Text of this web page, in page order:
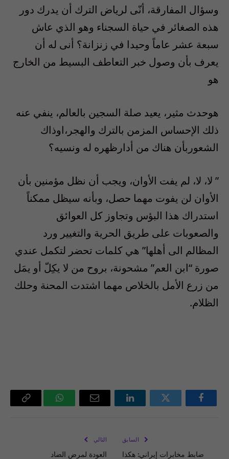
وسؤال المفارقة، أنّى لرياض الترك أن يدرك دور
هذه الصغائر في حياة السجناء وهو الذي عاش
سبعة عشر عاماً وحيدا في زنزانة؟ أنى له أن
يعرف بأن وصول خبر التعاطف البسيط من الخارج
هو
هوحدث مثير، يعيد صلة السجين بالعالم، ينفي عنه
ذلك الإحساس المزمن بالترك والهجر،اوذاك
الشعوربأن هناك من أدارظهره له ونسيه؟
” لا، لا، لم يفت الأوان، ويجب أن نظل مؤمنين بأن
الأوان لن يفوت مهما حصل، وبأنه سيظل ممكناً
استدراك هذا البؤس وتجاوز كل العوائق
والصعوبات على طريق الحرية والتغيير ورد
المظالم الى أهلها” هي كلمات تحضر لتكمل عندي
صورة “ابن العم” مشحونة، بروح من لا يكِلّ أو يمَل
من زرع الأمل بالخلاص مهما اشتدت المحنة وحلك
الظلام.
فيسبوك تويتر لينكدإن
البريد
واتساب Copy
السابق
ضابط مخابرات إيراني: هكذا
التالي
العودة لمرض الضاد